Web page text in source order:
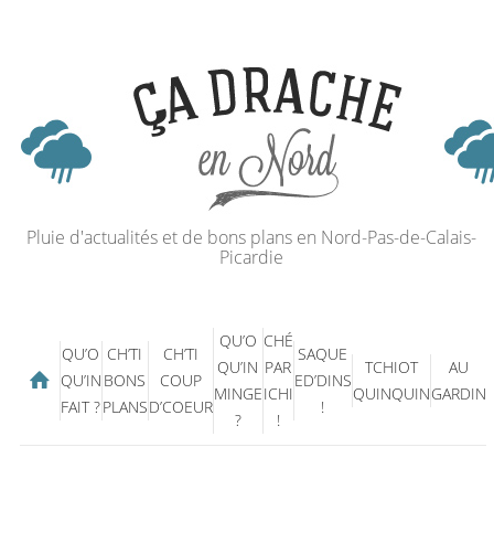
Pluie d'actualités et de bons plans en Nord-Pas-de-Calais-
Picardie
QU’O
QU’IN
FAIT ?
CH’TI
BONS
PLANS
CH’TI
COUP
D’COEUR
QU’O
QU’IN
MINGE
?
CHÉ
PAR
ICHI
!
SAQUE
ED’DINS
!
TCHIOT
QUINQUIN
AU
GARDIN